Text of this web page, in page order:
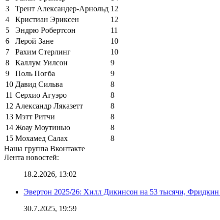
3
Трент Александер-Арнольд 12
4
Кристиан Эриксен
12
5
Эндрю Робертсон
11
6
Лерой Зане
10
7
Рахим Стерлинг
10
8
Каллум Уилсон
9
9
Поль Погба
9
10 Давид Сильва
8
11 Серхио Агуэро
8
12 Александр Ляказетт
8
13 Мэтт Ритчи
8
14 Жоау Моутинью
8
15 Мохамед Салах
8
Наша группа Вконтакте
Лента новостей:
18.2.2026, 13:02
Эвертон 2025/26: Хилл Дикинсон на 53 тысячи,
30.7.2025, 19:59